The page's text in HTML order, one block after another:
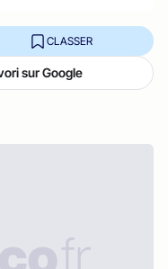
CLASSER
sur Google